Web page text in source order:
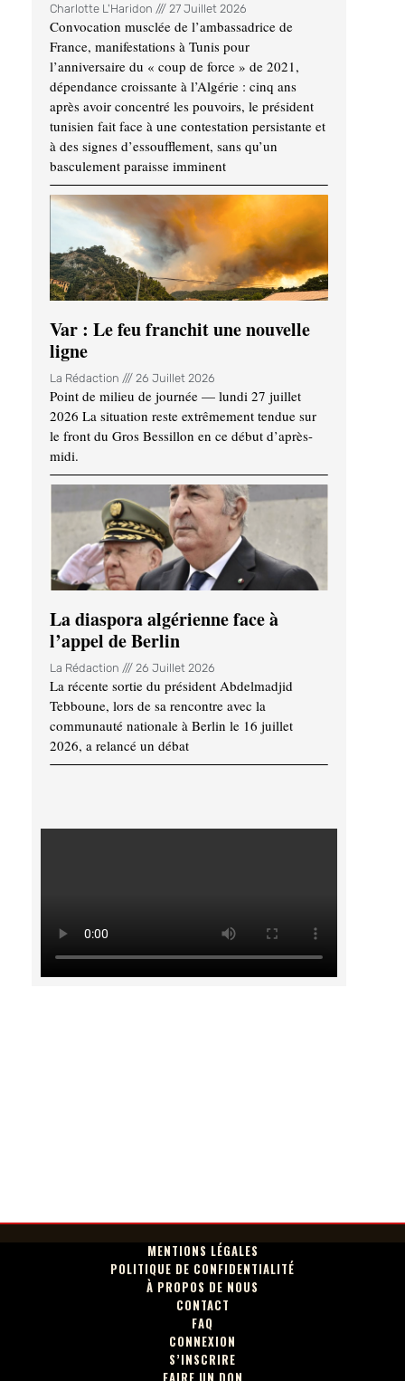
Charlotte L'Haridon 27 Juillet 2026
Convocation musclée de l’ambassadrice de
France, manifestations à Tunis pour
l’anniversaire du « coup de force » de 2021,
dépendance croissante à l’Algérie : cinq ans
après avoir concentré les pouvoirs, le président
tunisien fait face à une contestation persistante et
à des signes d’essoufflement, sans qu’un
basculement paraisse imminent
Var : Le feu franchit une nouvelle
ligne
La Rédaction 26 Juillet 2026
Point de milieu de journée — lundi 27 juillet
2026 La situation reste extrêmement tendue sur
le front du Gros Bessillon en ce début d’après-
midi.
La diaspora algérienne face à
l’appel de Berlin
La Rédaction 26 Juillet 2026
La récente sortie du président Abdelmadjid
Tebboune, lors de sa rencontre avec la
communauté nationale à Berlin le 16 juillet
2026, a relancé un débat
MENTIONS LÉGALES
POLITIQUE DE CONFIDENTIALITÉ
À PROPOS DE NOUS
CONTACT
FAQ
CONNEXION
S’INSCRIRE